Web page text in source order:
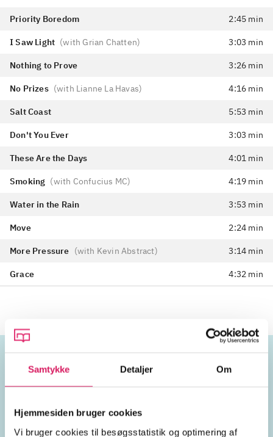
Samtykke Detaljer Om
Hjemmesiden bruger cookies
Vi bruger cookies til besøgsstatistik og optimering af
Priority Boredom 2:45 min
I Saw Light (with Grian Chatten) 3:03 min
Nothing to Prove 3:26 min
No Prizes (with Lianne La Havas) 4:16 min
Salt Coast 5:53 min
Don't You Ever 3:03 min
These Are the Days 4:01 min
Smoking (with Confucius MC) 4:19 min
Water in the Rain 3:53 min
Move 2:24 min
More Pressure (with Kevin Abstract) 3:14 min
Grace 4:32 min
Emneord
vokal
rap England